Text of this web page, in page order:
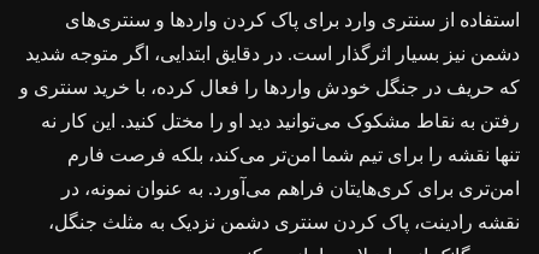
استفاده از سنتری وارد برای پاک کردن واردها و سنتری‌های
دشمن نیز بسیار اثرگذار است. در دقایق ابتدایی، اگر متوجه شدید
که حریف در جنگل خودش واردها را فعال کرده، با خرید سنتری و
رفتن به نقاط مشکوک می‌توانید دید او را مختل کنید. این کار نه
تنها نقشه را برای تیم شما امن‌تر می‌کند، بلکه فرصت فارم
امن‌تری برای کری‌هایتان فراهم می‌آورد. به عنوان نمونه، در
نقشه رادینت، پاک کردن سنتری دشمن نزدیک به مثلث جنگل،